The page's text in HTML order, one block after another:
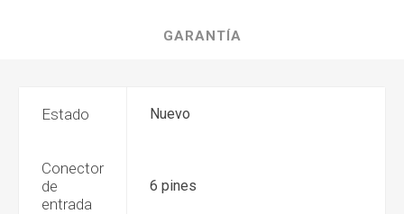
GARANTÍA
Estado Nuevo
Conector
de
entrada
6 pines